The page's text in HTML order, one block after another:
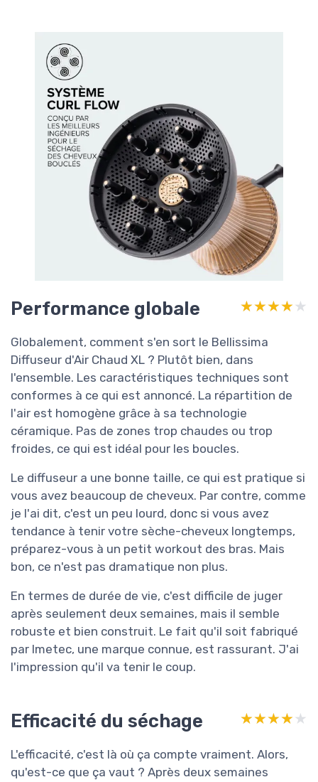
Performance globale ★★★★★
★★★★★
Globalement, comment s'en sort le Bellissima
Diffuseur d'Air Chaud XL ? Plutôt bien, dans
l'ensemble. Les caractéristiques techniques sont
conformes à ce qui est annoncé. La répartition de
l'air est homogène grâce à sa technologie
céramique. Pas de zones trop chaudes ou trop
froides, ce qui est idéal pour les boucles.
Le diffuseur a une bonne taille, ce qui est pratique si
vous avez beaucoup de cheveux. Par contre, comme
je l'ai dit, c'est un peu lourd, donc si vous avez
tendance à tenir votre sèche-cheveux longtemps,
préparez-vous à un petit workout des bras. Mais
bon, ce n'est pas dramatique non plus.
En termes de durée de vie, c'est difficile de juger
après seulement deux semaines, mais il semble
robuste et bien construit. Le fait qu'il soit fabriqué
par Imetec, une marque connue, est rassurant. J'ai
l'impression qu'il va tenir le coup.
Efficacité du séchage ★★★★★
★★★★★
L'efficacité, c'est là où ça compte vraiment. Alors,
qu'est-ce que ça vaut ? Après deux semaines